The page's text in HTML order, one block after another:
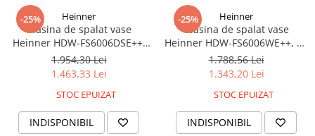
-25% Heinner
Masina de spalat vase
Heinner HDW-FS6006DSE++,
12 Seturi, 6 programe, Clasa
E, Aquastop, 60 cm, Argintiu
1.954,30 Lei
1.463,33 Lei
STOC EPUIZAT
INDISPONIBIL
-25% Heinner
Masina de spalat vase
Heinner HDW-FS6006WE++, 12
Seturi, 6 programe, Clasa E,
Half load, Aquastop, 60 cm,
1.788,56 Lei
1.343,20 Lei
STOC EPUIZAT
INDISPONIBIL